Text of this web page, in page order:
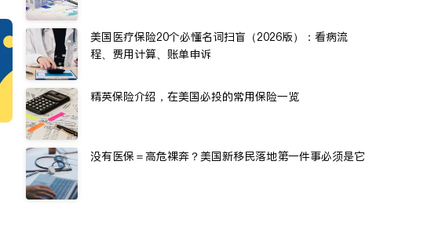
美国医疗保险20个必懂名词扫盲（2026版）：看病流
程、费用计算、账单申诉
精英保险介绍，在美国必投的常用保险一览
没有医保＝高危裸奔？美国新移民落地第一件事必须是它